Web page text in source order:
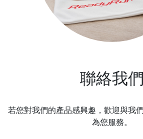
聯絡我們
若您對我們的產品感興趣，歡迎與我
為您服務。